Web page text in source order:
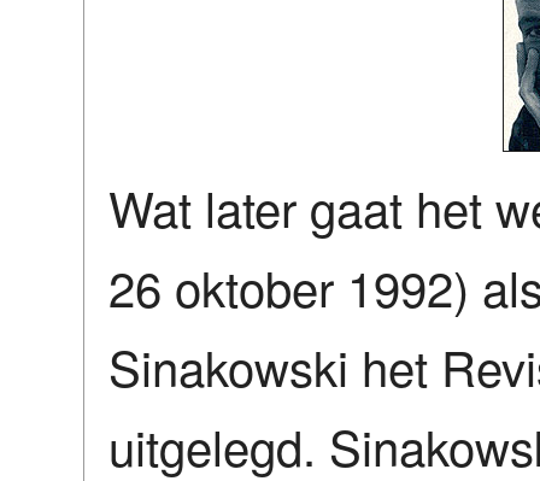
Wat later gaat het
26 oktober 1992)
Sinakowski het
uitgelegd.